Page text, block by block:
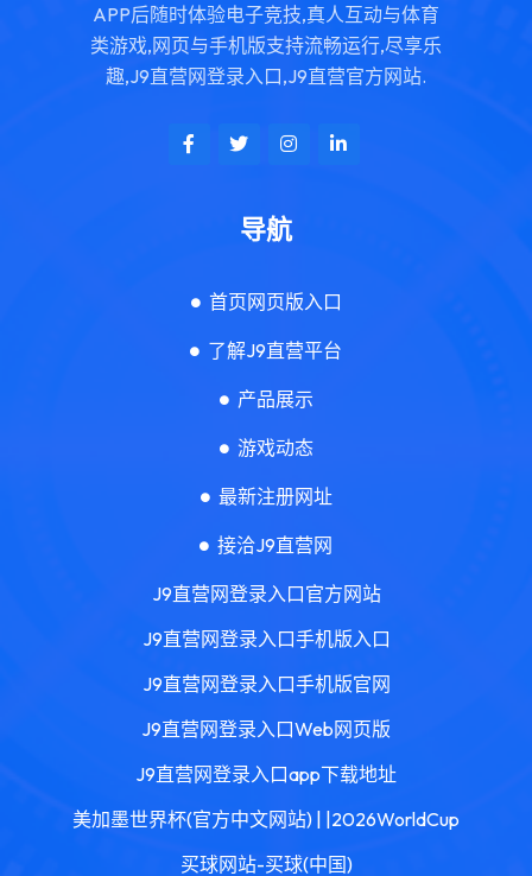
APP后随时体验电子竞技,真人互动与体育
类游戏,网页与手机版支持流畅运行,尽享乐
趣,J9直营网登录入口,J9直营官方网站.
导航
首页网页版入口
了解J9直营平台
产品展示
游戏动态
最新注册网址
接洽J9直营网
J9直营网登录入口官方网站
J9直营网登录入口手机版入口
J9直营网登录入口手机版官网
J9直营网登录入口Web网页版
J9直营网登录入口app下载地址
美加墨世界杯(官方中文网站) | |2026WorldCup
买球网站-买球(中国)